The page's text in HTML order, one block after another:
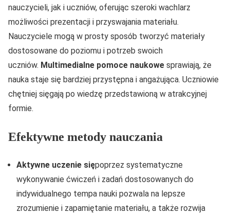
nauczycieli, jak i uczniów, oferując szeroki wachlarz
możliwości prezentacji i przyswajania materiału.
Nauczyciele mogą w prosty sposób tworzyć materiały
dostosowane do poziomu i potrzeb swoich
uczniów. Multimedialne pomoce naukowe sprawiają, że
nauka staje się bardziej przystępna i angażująca. Uczniowie
chętniej sięgają po wiedzę przedstawioną w atrakcyjnej
formie.
Efektywne metody nauczania
Aktywne uczenie siępoprzez systematyczne
wykonywanie ćwiczeń i zadań dostosowanych do
indywidualnego tempa nauki pozwala na lepsze
zrozumienie i zapamiętanie materiału, a także rozwija